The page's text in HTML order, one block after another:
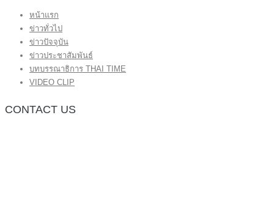
หน้าแรก
ข่าวทั่วไป
ข่าวปัจจุบัน
ข่าวประชาสัมพันธ์
บทบรรณาธิการ THAI TIME
VIDEO CLIP
CONTACT US